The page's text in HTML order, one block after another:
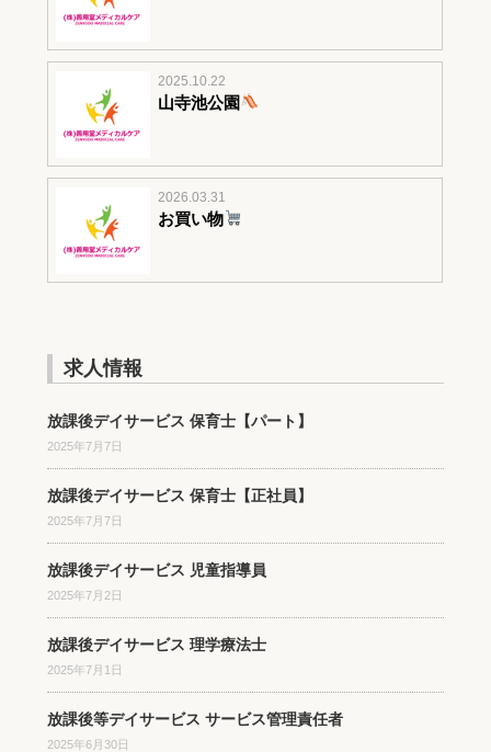
2025.10.22
山寺池公園
2026.03.31
お買い物
求人情報
放課後デイサービス 保育士【パート】
2025年7月7日
放課後デイサービス 保育士【正社員】
2025年7月7日
放課後デイサービス 児童指導員
2025年7月2日
放課後デイサービス 理学療法士
2025年7月1日
放課後等デイサービス サービス管理責任者
2025年6月30日